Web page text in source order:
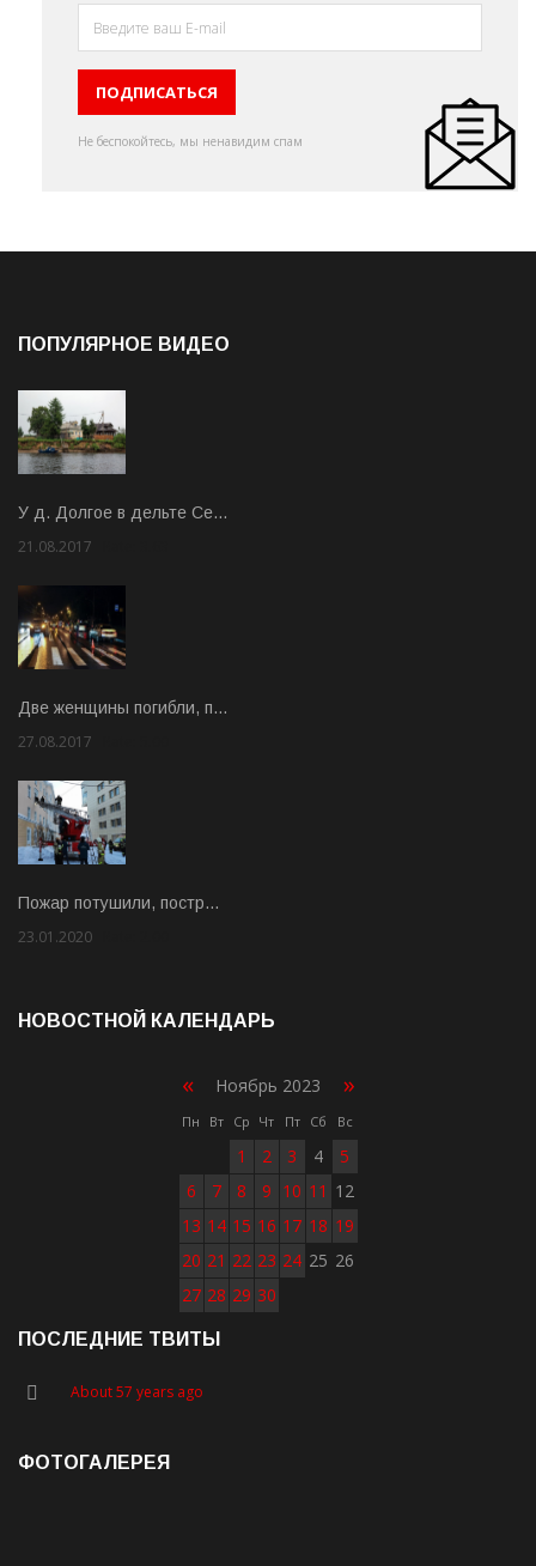
Не беспокойтесь, мы ненавидим спам
ПОПУЛЯРНОЕ ВИДЕО
У д. Долгое в дельте Се…
21.08.2017
Две женщины погибли, п…
27.08.2017
Пожар потушили, постр…
23.01.2020
НОВОСТНОЙ КАЛЕНДАРЬ
« Ноябрь 2023 »
Пн Вт Ср Чт Пт Сб Вс
1 2 3 4
5
6
7 8 9 10 11 12
13 14 15 16 17 18 19
20 21 22 23 24 25 26
27 28 29 30
ПОСЛЕДНИЕ ТВИТЫ
About 57 years ago
ФОТОГАЛЕРЕЯ